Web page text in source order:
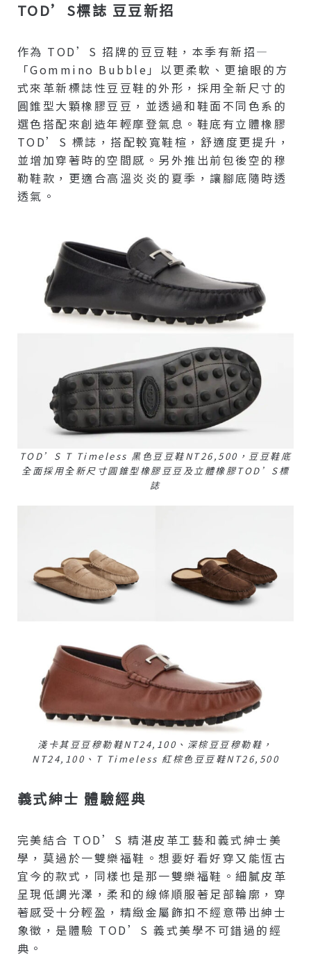
TOD’S標誌 豆豆新招
作為 TOD’S 招牌的豆豆鞋，本季有新招—
「Gommino Bubble」以更柔軟、更搶眼的方
式來革新標誌性豆豆鞋的外形，採用全新尺寸的
圓錐型大顆橡膠豆豆，並透過和鞋面不同色系的
選色搭配來創造年輕摩登氣息。鞋底有立體橡膠
TOD’S 標誌，搭配較寬鞋楦，舒適度更提升，
並增加穿著時的空間感。另外推出前包後空的穆
勒鞋款，更適合高溫炎炎的夏季，讓腳底隨時透
透氣。
TOD’S T Timeless 黑色豆豆鞋NT26,500，豆豆鞋底
全面採用全新尺寸圓錐型橡膠豆豆及立體橡膠TOD’S標
誌
淺卡其豆豆穆勒鞋NT24,100、深棕豆豆穆勒鞋，
NT24,100、T Timeless 紅棕色豆豆鞋NT26,500
義式紳士 體驗經典
完美結合 TOD’S 精湛皮革工藝和義式紳士美
學，莫過於一雙樂福鞋。想要好看好穿又能恆古
宜今的款式，同樣也是那一雙樂福鞋。細膩皮革
呈現低調光澤，柔和的線條順服著足部輪廓，穿
著感受十分輕盈，精緻金屬飾扣不經意帶出紳士
象徵，是體驗 TOD’S 義式美學不可錯過的經
典。